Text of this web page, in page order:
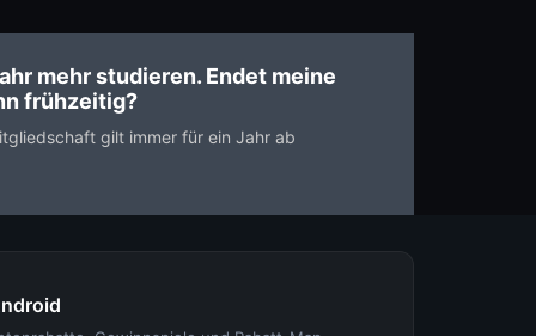
mehr studieren. Endet meine
frühzeitig?
gilt immer für ein Jahr ab